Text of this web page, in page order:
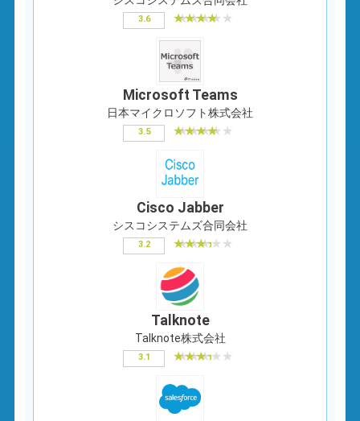
3.6
Microsoft Teams
日本マイクロソフト株式会社
3.5
Cisco Jabber
シスコシステムズ合同会社
3.2
Talknote
Talknote株式会社
3.1